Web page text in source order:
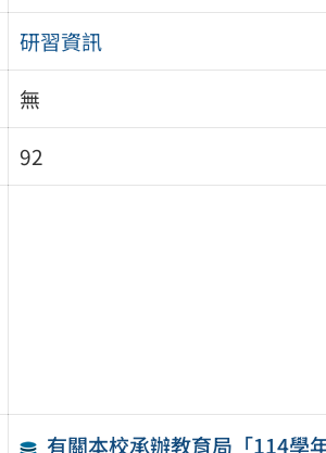
研習資訊
無
92
有關本校承辦教育局「114學